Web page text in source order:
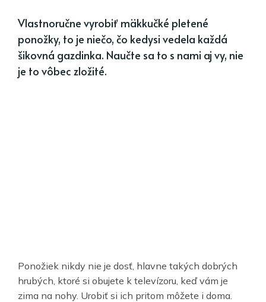
Vlastnoručne vyrobiť mäkkučké pletené
ponožky, to je niečo, čo kedysi vedela každá
šikovná gazdinka. Naučte sa to s nami aj vy, nie
je to vôbec zložité.
Ponožiek nikdy nie je dosť, hlavne takých dobrých
hrubých, ktoré si obujete k televízoru, keď vám je
zima na nohy. Urobiť si ich pritom môžete i doma.